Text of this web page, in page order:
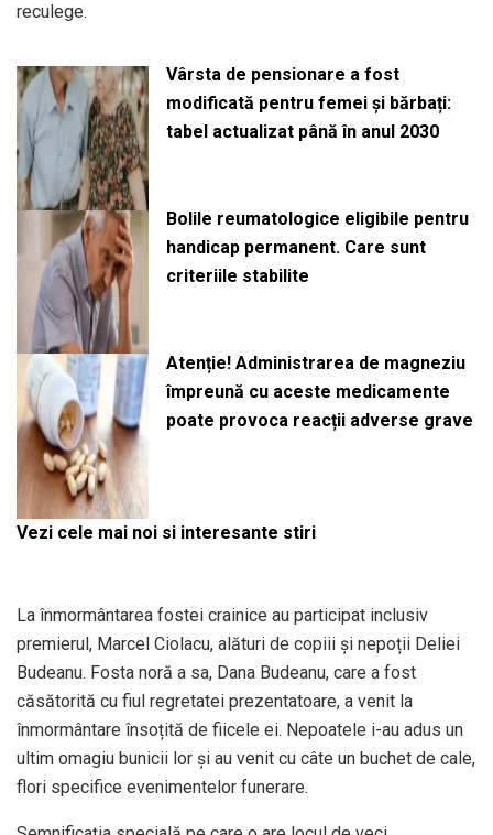
reculege.
Vârsta de pensionare a fost
modificată pentru femei și bărbați:
tabel actualizat până în anul 2030
Bolile reumatologice eligibile pentru
handicap permanent. Care sunt
criteriile stabilite
Atenție! Administrarea de magneziu
împreună cu aceste medicamente
poate provoca reacții adverse grave
Vezi cele mai noi si interesante stiri
La înmormântarea fostei crainice au participat inclusiv
premierul, Marcel Ciolacu, alături de copiii și nepoții Deliei
Budeanu. Fosta noră a sa, Dana Budeanu, care a fost
căsătorită cu fiul regretatei prezentatoare, a venit la
înmormântare însoțită de fiicele ei. Nepoatele i-au adus un
ultim omagiu bunicii lor și au venit cu câte un buchet de cale,
flori specifice evenimentelor funerare.